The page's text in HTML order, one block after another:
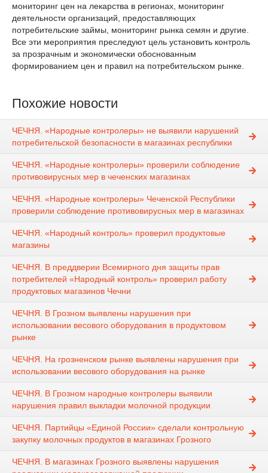
мониторинг цен на лекарства в регионах, мониторинг
деятельности организаций, предоставляющих
потребительские займы, мониторинг рынка семян и другие.
Все эти мероприятия преследуют цель установить контроль
за прозрачным и экономически обоснованным
формированием цен и правил на потребительском рынке.
Похожие новости
ЧЕЧНЯ. «Народные контролеры» не выявили нарушений
потребительской безопасности в магазинах республики
ЧЕЧНЯ. «Народные контролеры» проверили соблюдение
противовирусных мер в чеченских магазинах
ЧЕЧНЯ. «Народные контролеры» Чеченской Республики
проверили соблюдение противовирусных мер в магазинах
ЧЕЧНЯ. «Народный контроль» проверил продуктовые
магазины
ЧЕЧНЯ. В преддверии Всемирного дня защиты прав
потребителей «Народный контроль» проверил работу
продуктовых магазинов Чечни
ЧЕЧНЯ. В Грозном выявлены нарушения при
использовании весового оборудования в продуктовом
рынке
ЧЕЧНЯ. На грозненском рынке выявлены нарушения при
использовании весового оборудования на рынке
ЧЕЧНЯ. В Грозном народные контролеры выявили
нарушения правил выкладки молочной продукции
ЧЕЧНЯ. Партийцы «Единой России» сделали контрольную
закупку молочных продуктов в магазинах Грозного
ЧЕЧНЯ. В магазинах Грозного выявлены нарушения